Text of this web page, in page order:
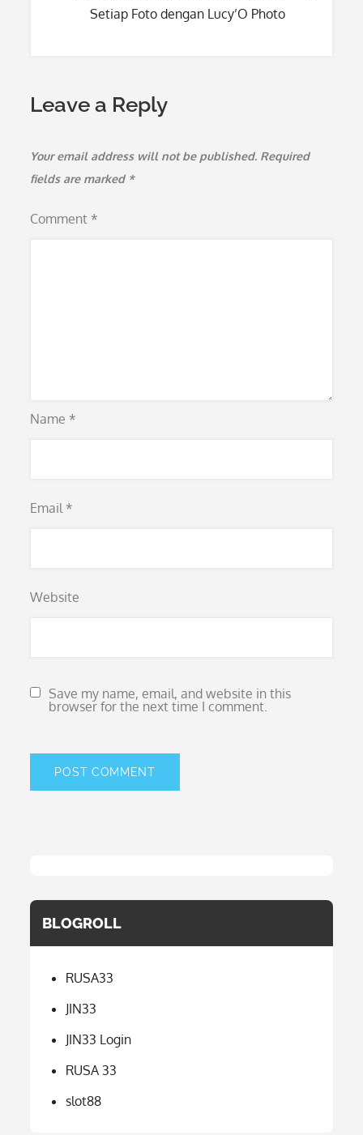
Setiap Foto dengan Lucy’O Photo
Leave a Reply
Your email address will not be published. Required
fields are marked *
Comment *
Name *
Email *
Website
Save my name, email, and website in this
browser for the next time I comment.
BLOGROLL
RUSA33
JIN33
JIN33 Login
RUSA 33
slot88